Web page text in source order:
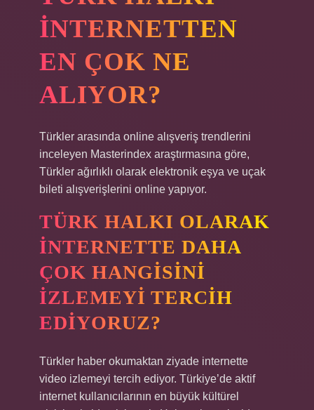
INTERNETTEN
EN ÇOK NE
ALIYOR?
Türkler arasında online alışveriş trendlerini
inceleyen Masterindex araştırmasına göre,
Türkler ağırlıklı olarak elektronik eşya ve uçak
bileti alışverişlerini online yapıyor.
TÜRK HALKI OLARAK
INTERNETTE DAHA
ÇOK HANGISINI
IZLEMEYI TERCIH
EDIYORUZ?
Türkler haber okumaktan ziyade internette
video izlemeyi tercih ediyor. Türkiye’de aktif
internet kullanıcılarının en büyük kültürel